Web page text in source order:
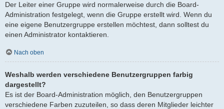
Der Leiter einer Gruppe wird normalerweise durch die Board-
Administration festgelegt, wenn die Gruppe erstellt wird. Wenn du
eine eigene Benutzergruppe erstellen möchtest, dann solltest du
einen Administrator kontaktieren.
Nach oben
Weshalb werden verschiedene Benutzergruppen farbig
dargestellt?
Es ist der Board-Administration möglich, den Benutzergruppen
verschiedene Farben zuzuteilen, so dass deren Mitglieder leichter